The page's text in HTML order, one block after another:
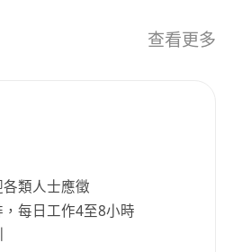
09:00 - 19:00 (每日8-8.5小
驗 及或
驗者優先
中心經驗
達能力，特別是在處理投訴
面
查看更多
類人士應徵
每日工作4至8小時